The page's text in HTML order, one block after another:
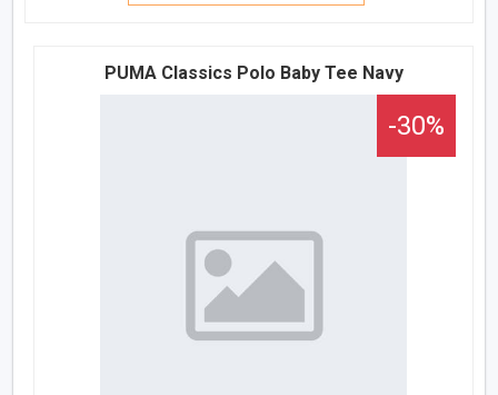
PUMA Classics Polo Baby Tee Navy
-30%